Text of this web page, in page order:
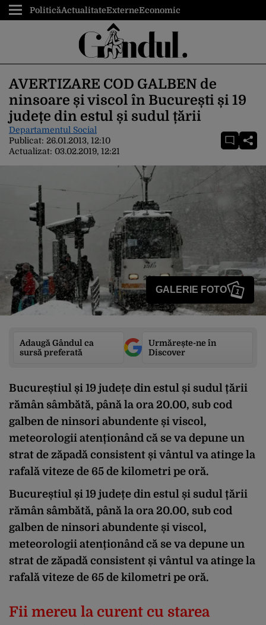
PoliticăActualitateExterneEconomic
AVERTIZARE COD GALBEN de
ninsoare și viscol în București și 19
județe din estul și sudul țării
Departamentul Social
Publicat: 26.01.2013, 12:10
Actualizat: 03.02.2019, 12:21
GALERIE FOTO 1
Adaugă Gândul ca
sursă preferată
Urmărește-ne în
Discover
Bucureștiul și 19 județe din estul și sudul țării
rămân sâmbătă, până la ora 20.00, sub cod
galben de ninsori abundente și viscol,
meteorologii atenționând că se va depune un
strat de zăpadă consistent și vântul va atinge la
rafală viteze de 65 de kilometri pe oră.
Bucureștiul și 19 județe din estul și sudul țării
rămân sâmbătă, până la ora 20.00, sub cod
galben de ninsori abundente și viscol,
meteorologii atenționând că se va depune un
strat de zăpadă consistent și vântul va atinge la
rafală viteze de 65 de kilometri pe oră.
Fii mereu la curent cu starea